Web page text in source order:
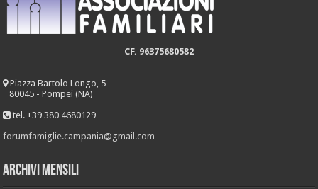
CF. 96375680582
Piazza Bartolo Longo, 5
80045 - Pompei (NA)
tel. +39 380 4680129
forumfamiglie.campania@gmail.com
Archivi mensili